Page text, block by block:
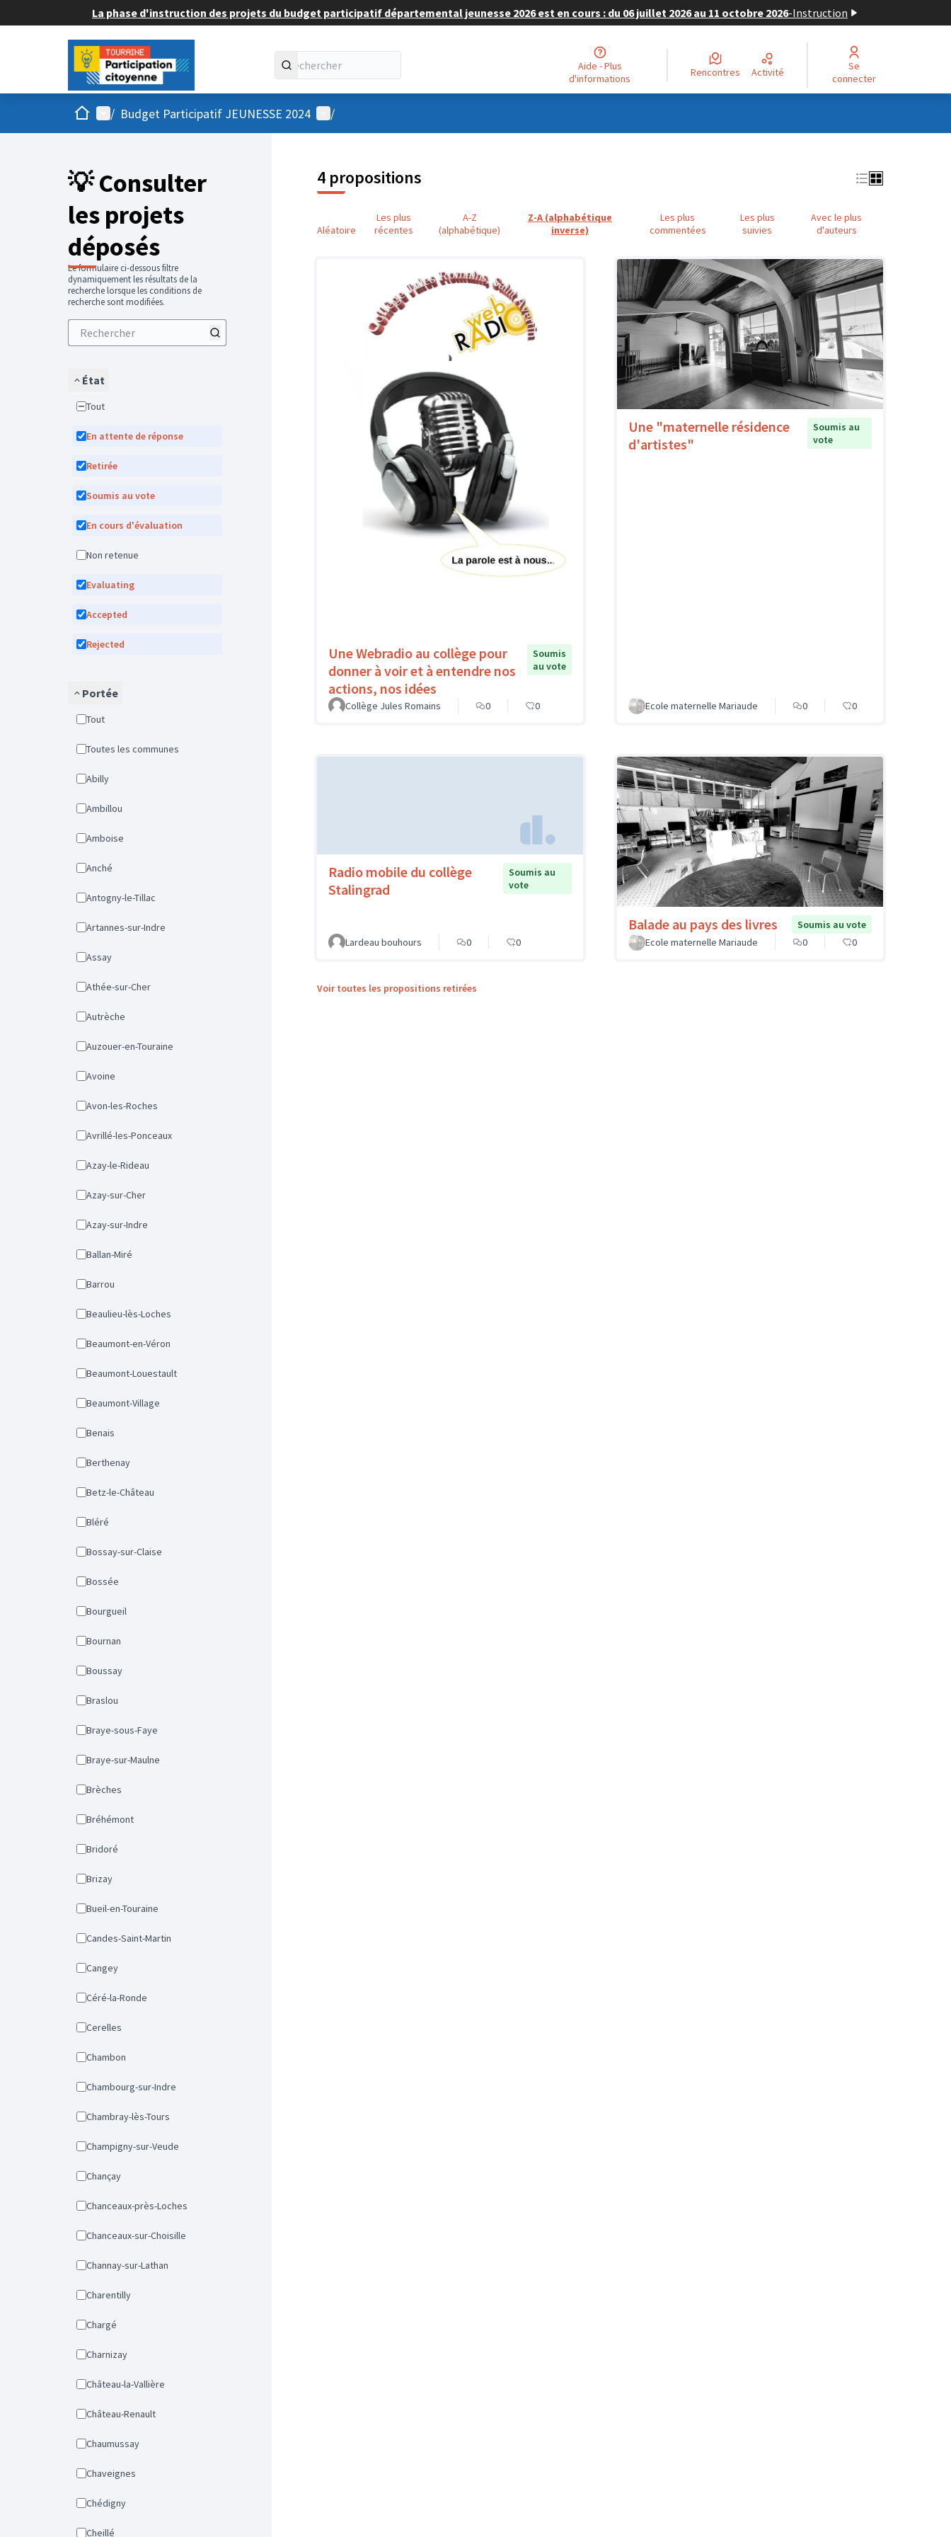
La phase d'instruction des projets du budget participatif départemental jeunesse 2026 est en cours : du 06 juillet 2026 au 11 octobre 2026-Instruction
Aide - Plus
d'informations
Rencontres Activité
Se
connecter
AccueilMenu principal
/ Budget Participatif JEUNESSE 2024 Menu utilisateur
/
💡 Consulter
les projets
déposés
Le formulaire ci-dessous filtre
dynamiquement les résultats de la
recherche lorsque les conditions de
recherche sont modifiées.
État
Tout
En attente de réponse
Retirée
Soumis au vote
En cours d'évaluation
Non retenue
Evaluating
Accepted
Rejected
Portée
Tout
Toutes les communes
Abilly
Ambillou
Amboise
Anché
Antogny-le-Tillac
Artannes-sur-Indre
Assay
Athée-sur-Cher
Autrèche
Auzouer-en-Touraine
Avoine
Avon-les-Roches
Avrillé-les-Ponceaux
Azay-le-Rideau
Azay-sur-Cher
Azay-sur-Indre
Ballan-Miré
Barrou
Beaulieu-lès-Loches
Beaumont-en-Véron
Beaumont-Louestault
Beaumont-Village
Benais
Berthenay
Betz-le-Château
Bléré
Bossay-sur-Claise
Bossée
Bourgueil
Bournan
Boussay
Braslou
Braye-sous-Faye
Braye-sur-Maulne
Brèches
Bréhémont
Bridoré
Brizay
Bueil-en-Touraine
Candes-Saint-Martin
Cangey
Céré-la-Ronde
Cerelles
Chambon
Chambourg-sur-Indre
Chambray-lès-Tours
Champigny-sur-Veude
Chançay
Chanceaux-près-Loches
Chanceaux-sur-Choisille
Channay-sur-Lathan
Charentilly
Chargé
Charnizay
Château-la-Vallière
Château-Renault
Chaumussay
Chaveignes
Chédigny
Cheillé
4 propositions
Aléatoire
Les plus
récentes
A-Z
(alphabétique)
Z-A (alphabétique
inverse)
Les plus
commentées
Les plus
suivies
Avec le plus
d'auteurs
Une Webradio au collège pour
donner à voir et à entendre nos
actions, nos idées
Soumis
au vote
Collège Jules Romains 0 0
Une "maternelle résidence
d'artistes"
Soumis au
vote
Ecole maternelle Mariaude 0 0
Radio mobile du collège
Stalingrad
Soumis au
vote
Lardeau bouhours 0 0
Balade au pays des livres
Soumis au vote
Ecole maternelle Mariaude
0 0
Voir toutes les propositions retirées